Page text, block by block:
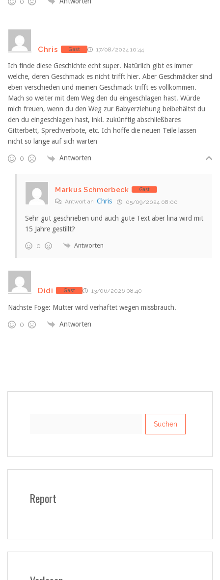
Chris Gast 17/08/2024 10:44
Ich finde diese Geschichte echt super. Natürlich gibt es immer
welche, deren Geschmack es nicht trifft hier. Aber Geschmäcker sind
eben verschieden und meinen Geschmack trifft es vollkommen.
Mach so weiter mit dem Weg den du eingeschlagen hast. Würde
mich freuen, wenn du den Weg zur Babyerziehung beibehältst du
den du eingeschlagen hast, inkl. zukünftig abschließbares
Gitterbett, Sprechverbote, etc. Ich hoffe die neuen Teile lassen
nicht so lange auf sich warten
0 Antworten
Markus Schmerbeck Gast
Antwort an Chris 05/09/2024 08:00
Sehr gut geschrieben und auch gute Text aber lina wird mit
15 Jahre gestillt?
0 Antworten
Didi Gast 13/06/2026 08:40
Nächste Foge: Mutter wird verhaftet wegen missbrauch.
0 Antworten
Report